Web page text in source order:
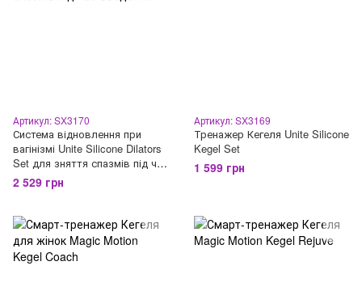
Артикул: SX3170
Система відновлення при
вагінізмі Unite Silicone Dilators
Set для зняття спазмів під час
введення
2 529 грн
Артикул: SX3169
Тренажер Кегеля Unite Silicone
Kegel Set
1 599 грн